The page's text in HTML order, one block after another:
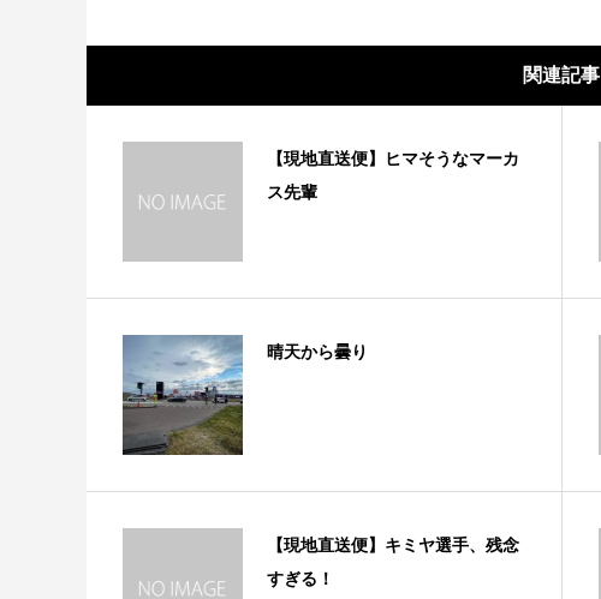
関連記事
【現地直送便】ヒマそうなマーカ
ス先輩
晴天から曇り
【現地直送便】キミヤ選手、残念
すぎる！